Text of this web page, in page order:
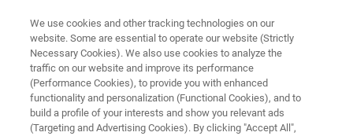
XRD 组件
XRD光学元件
We use cookies and other tracking technologies on our
website. Some are essential to operate our website (Strictly
Necessary Cookies). We also use cookies to analyze the
traffic on our website and improve its performance
(Performance Cookies), to provide you with enhanced
functionality and personalization (Functional Cookies), and to
build a profile of your interests and show you relevant ads
(Targeting and Advertising Cookies). By clicking "Accept All",